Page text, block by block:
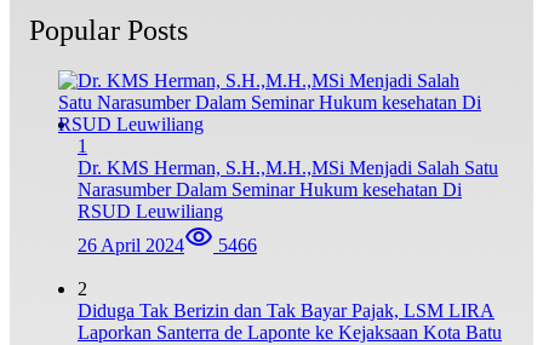
Popular Posts
1
Dr. KMS Herman, S.H.,M.H.,MSi Menjadi Salah Satu
Narasumber Dalam Seminar Hukum kesehatan Di
RSUD Leuwiliang
26 April 2024
5466
2
Diduga Tak Berizin dan Tak Bayar Pajak, LSM LIRA
Laporkan Santerra de Laponte ke Kejaksaan Kota Batu